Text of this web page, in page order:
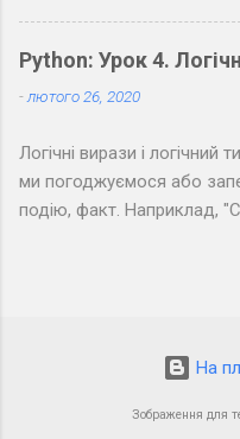
Python: Урок 4.
-лютого 26, 2020
Логічні вирази і логічний
ми погоджуємося або
подію, факт. Наприклад,
хибним. Можна помітити,
програмуванні: якщо
бути лише " Так " або " Ні
логічним. На минулому
На
Зображення для